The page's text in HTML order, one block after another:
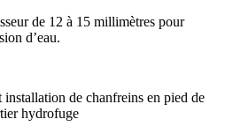
de 12 à 15 millimètres pour
d’eau.
installation de chanfreins en pied de
hydrofuge